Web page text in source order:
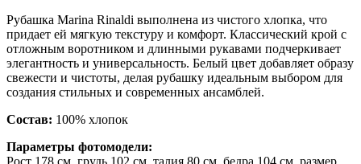
Рубашка Marina Rinaldi выполнена из чистого хлопка, что
придает ей мягкую текстуру и комфорт. Классический крой с
отложным воротником и длинными рукавами подчеркивает
элегантность и универсальность. Белый цвет добавляет образу
свежести и чистоты, делая рубашку идеальным выбором для
создания стильных и современных ансамблей.
Состав: 100% хлопок
Параметры фотомодели:
Рост 178 см, грудь 102 см, талия 80 см, бедра 104 см, размер